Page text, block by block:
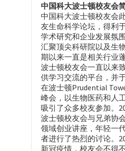
中国科大波士顿校友会
中国科大波士顿校友会
友生命科学论坛，得利
学术研究和企业发展氛
汇聚顶尖科研院以及生
期以来一直是相关行业
波士顿校友会一直以来
供学习交流的平台，并
在波士顿Prudential
峰会，以生物医药和人
吸引了众多校友参加。
波士顿校友会与兄弟协
领域创业讲座，年轻一
者进行了热烈的讨论。
新冠疫情，校友会不得